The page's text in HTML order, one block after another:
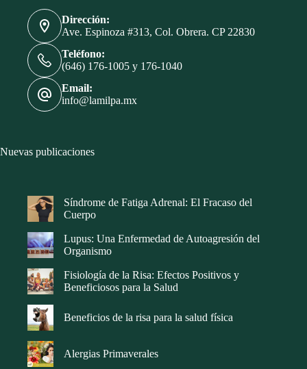
Dirección:
Ave. Espinoza #313, Col. Obrera. CP 22830
Teléfono:
(646) 176-1005 y 176-1040
Email:
info@lamilpa.mx
Nuevas publicaciones
Síndrome de Fatiga Adrenal: El Fracaso del
Cuerpo
Lupus: Una Enfermedad de Autoagresión del
Organismo
Fisiología de la Risa: Efectos Positivos y
Beneficiosos para la Salud
Beneficios de la risa para la salud física
Alergias Primaverales